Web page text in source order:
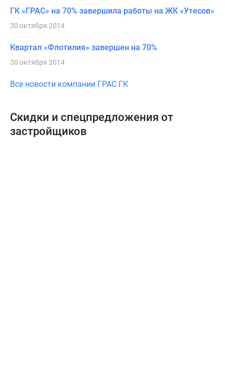
ГК «ГРАС» на 70% завершила работы на ЖК «Утесов»
30 октября 2014
Квартал «Флотилия» завершен на 70%
30 октября 2014
Все новости компании ГРАС ГК
Скидки и спецпредложения от
застройщиков